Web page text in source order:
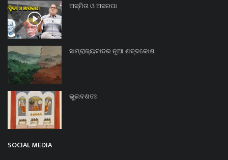
ଅସ୍ମିତା ଓ ଅସରପା
ସାମ୍ରାଜ୍ୟବାଦର ନୂଆ ଶବ୍ଦକୋଷ
ଭୁଲବଶତଃ
SOCIAL MEDIA